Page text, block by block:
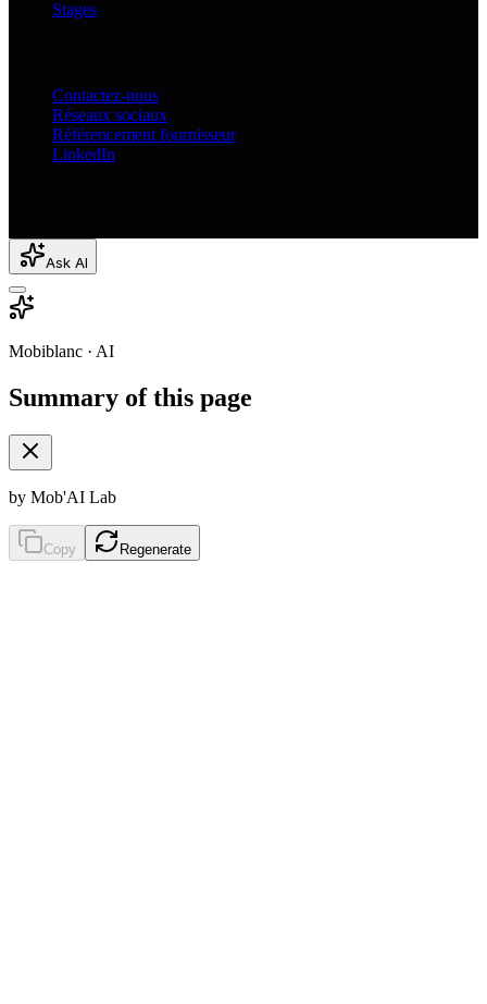
Stages
Contactez-nous
Réseaux sociaux
Référencement fournisseur
LinkedIn
Ask AI
Mobiblanc · AI
Summary of this page
by Mob'AI Lab
Copy Regenerate